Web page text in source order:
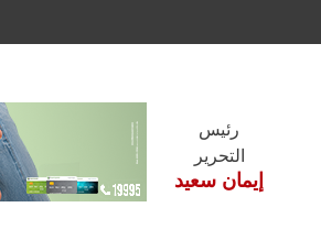
رئيس
التحرير
إيمان سعيد